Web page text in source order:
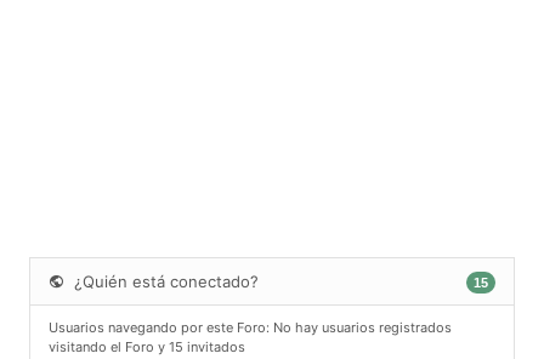
¿Quién está conectado? 15
Usuarios navegando por este Foro: No hay usuarios registrados
visitando el Foro y 15 invitados